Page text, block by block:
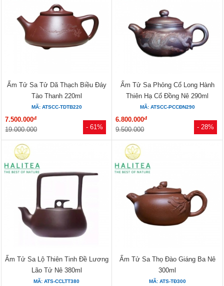
- 61%
Ấm Tử Sa Tử Dã Thạch Biều Đáy
Tào Thanh 220ml
MÃ: ATSCC-TDTB220
7.500.000đ
19.000.000 - 28%
Ấm Tử Sa Phỏng Cổ Long Hành
Thiên Hạ Cổ Đồng Nê 290ml
MÃ: ATSCC-PCCĐN290
6.800.000đ
9.500.000
Ấm Tử Sa Lộ Thiên Tinh Đề Lương
Lão Tử Nê 380ml
MÃ: ATS-CCLTT380
Ấm Tử Sa Thọ Đào Giáng Ba Nê
300ml
MÃ: ATS-TĐ300